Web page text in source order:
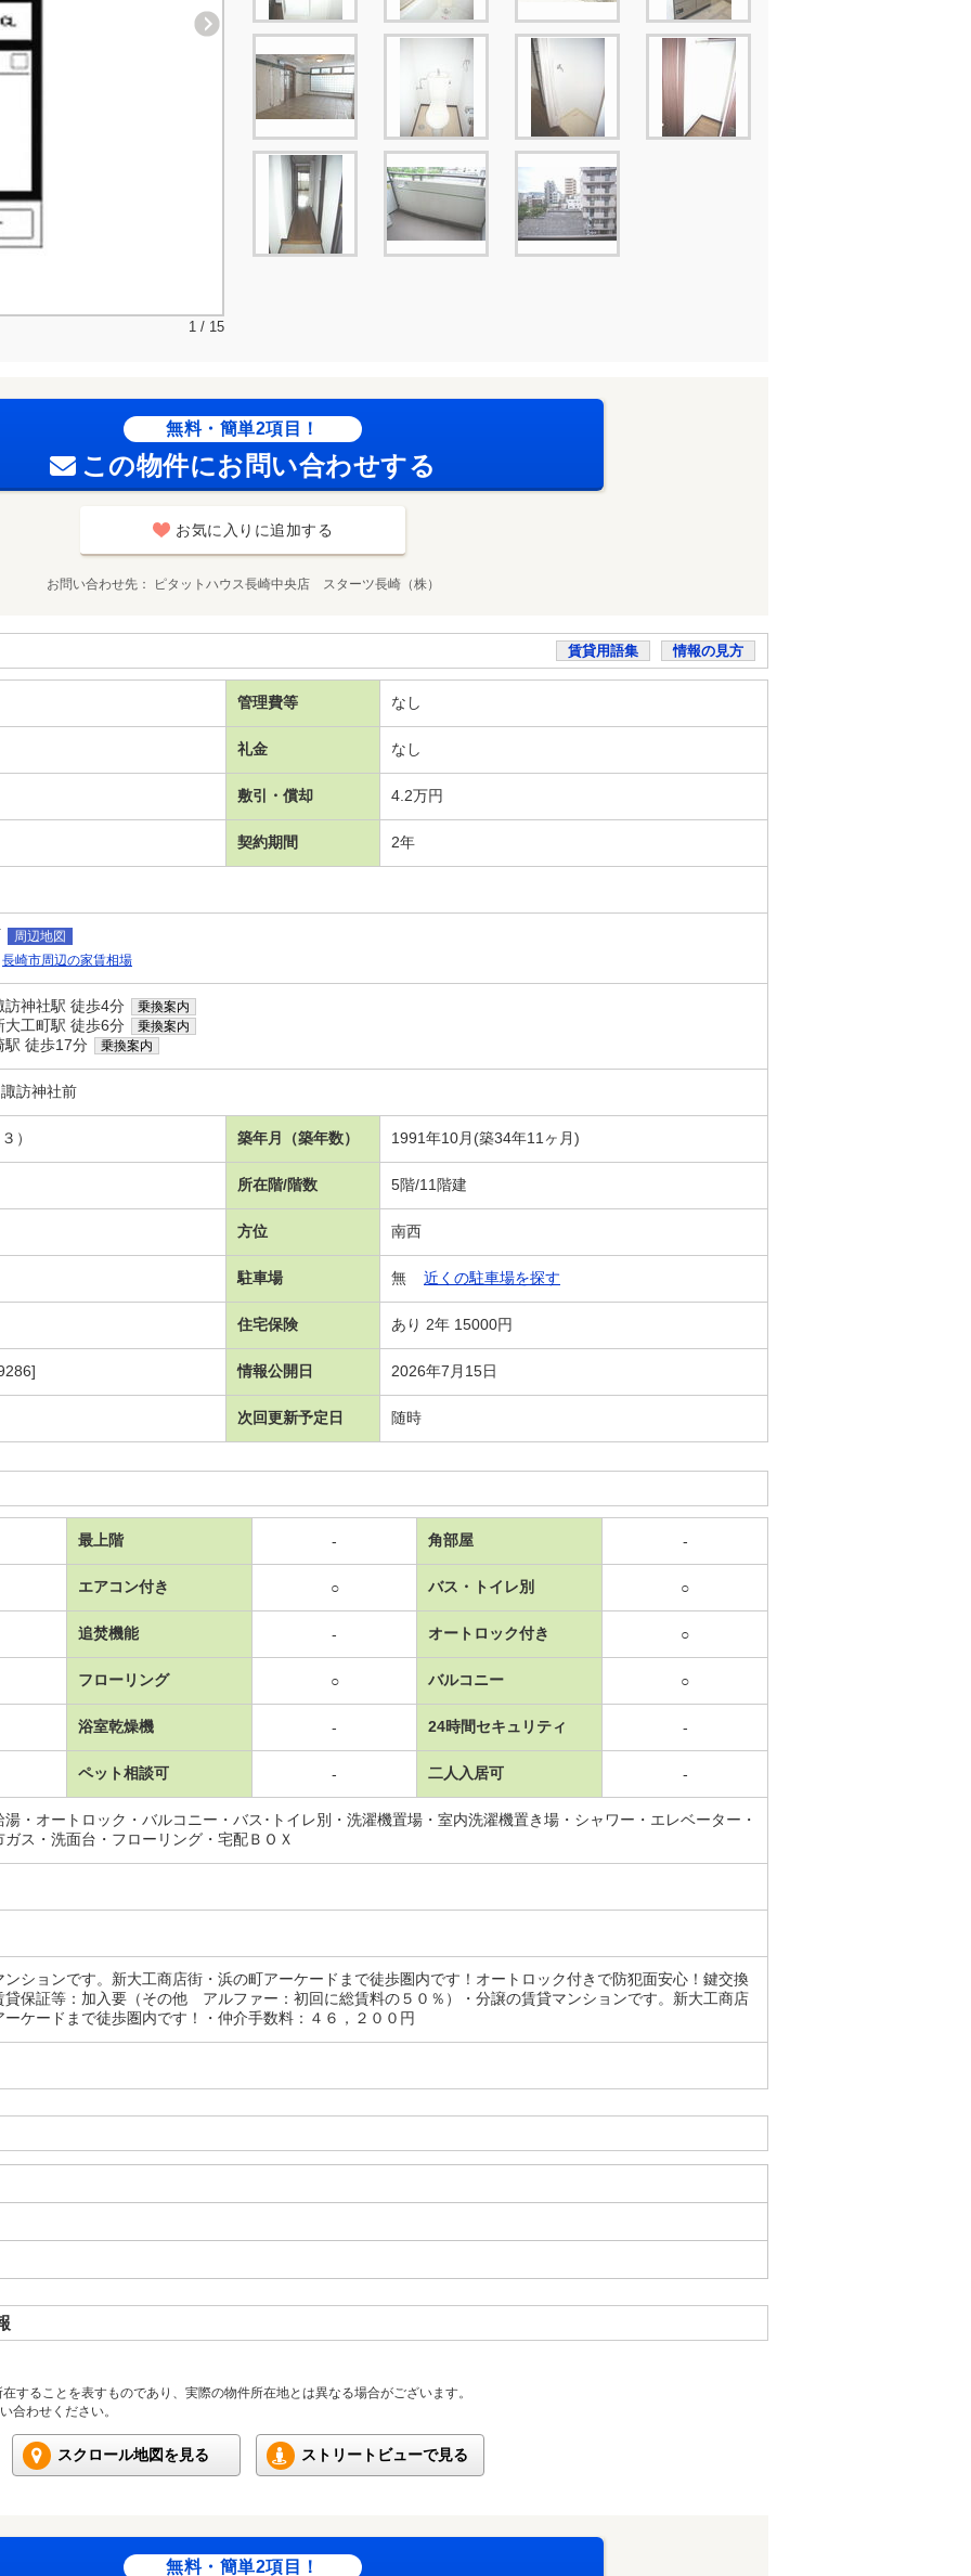
1 / 15
無料・簡単2項目！
この物件にお問い合わせする
お気に入りに追加する
お問い合わせ先 ピタットハウス長崎中央店 スターツ長崎（株）
賃貸用語集 情報の見方
管理費等 なし
礼金 なし
敷引・償却 4.2万円
契約期間 2年
周辺地図
長崎市周辺の家賃相場
訪神社駅 徒歩4分 乗換案内
大工町駅 徒歩6分 乗換案内
駅 徒歩17分 乗換案内
訪神社前
） 築年月（築年数） 1991年10月(築34年11ヶ月)
所在階/階数 5階/11階建
方位 南西
駐車場 無 近くの駐車場を探す
住宅保険 あり 2年 15000円
情報公開日 2026年7月15日
次回更新予定日 随時
最上階 - 角部屋 -
エアコン付き ○ バス・トイレ別 ○
追焚機能 - オートロック付き ○
フローリング ○ バルコニー ○
浴室乾燥機 - 24時間セキュリティ -
ペット相談可 - 二人入居可 -
湯・オートロック・バルコニー・バス･トイレ別・洗濯機置場・室内洗濯機置き場・シャワー・エレベーター・
ス・洗面台・フローリング・宅配ＢＯＸ
ンションです。新大工商店街・浜の町アーケードまで徒歩圏内です！オートロック付きで防犯面安心！鍵交換
貸保証等：加入要（その他 アルファー：初回に総賃料の５０％）・分譲の賃貸マンションです。新大工商店
ーケードまで徒歩圏内です！・仲介手数料：４６，２００円
することを表すものであり、実際の物件所在地とは異なる場合がございます。
合わせください。
スクロール地図を見る ストリートビューで見る
無料・簡単2項目！